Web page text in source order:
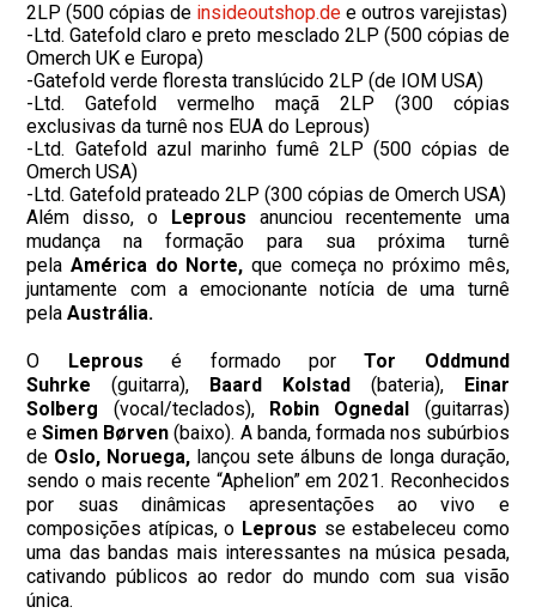
2LP (500 cópias de insideoutshop.de e outros varejistas)
-Ltd. Gatefold claro e preto mesclado 2LP (500 cópias de
Omerch UK e Europa)
-Gatefold verde floresta translúcido 2LP (de IOM USA)
-Ltd. Gatefold vermelho maçã 2LP (300 cópias
exclusivas da turnê nos EUA do Leprous)
-Ltd. Gatefold azul marinho fumê 2LP (500 cópias de
Omerch USA)
-Ltd. Gatefold prateado 2LP (300 cópias de Omerch USA)
Além disso, o Leprous anunciou recentemente uma
mudança na formação para sua próxima turnê
pelaAmérica do Norte, que começa no próximo mês,
juntamente com a emocionante notícia de uma turnê
pelaAustrália.
O Leprous é formado porTor Oddmund
Suhrke (guitarra), Baard Kolstad(bateria), Einar
Solberg (vocal/teclados), Robin Ognedal (guitarras)
eSimen Børven (baixo). A banda, formada nos subúrbios
de Oslo, Noruega, lançou sete álbuns de longa duração,
sendo o mais recente “Aphelion” em 2021. Reconhecidos
por suas dinâmicas apresentações ao vivo e
composições atípicas, o Leprous se estabeleceu como
uma das bandas mais interessantes na música pesada,
cativando públicos ao redor do mundo com sua visão
única.